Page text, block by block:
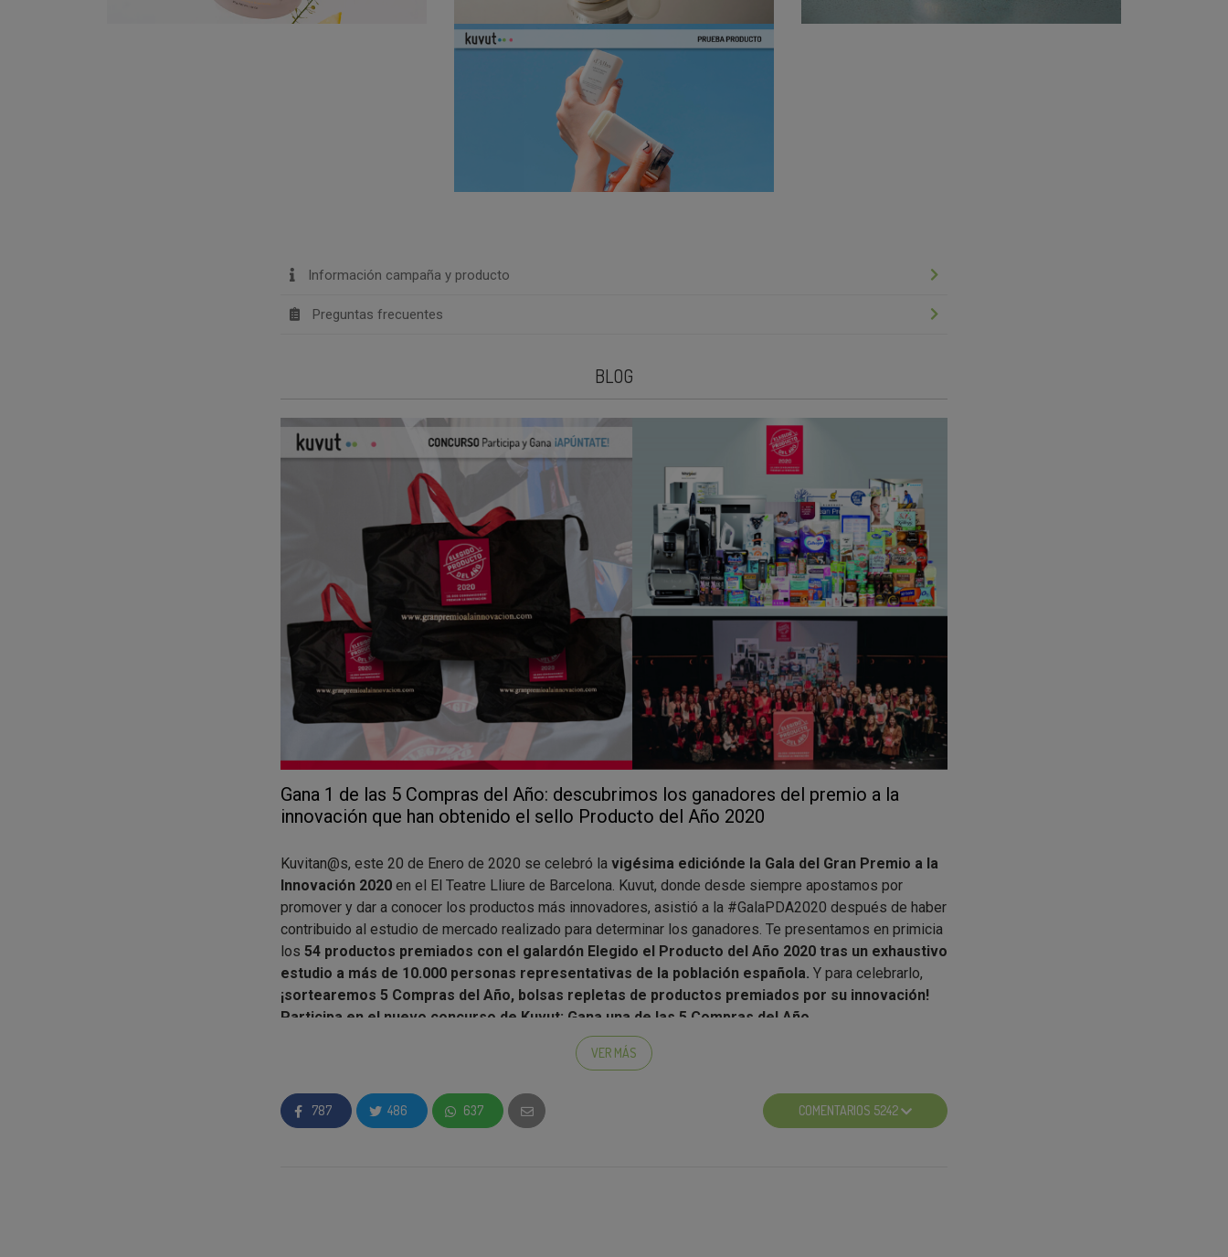
Información campaña y producto
Preguntas frecuentes
BLOG
Gana 1 de las 5 Compras del Año: descubrimos los ganadores del premio a la
innovación que han obtenido el sello Producto del Año 2020
Kuvitan@s, este 20 de Enero de 2020 se celebró la vigésima ediciónde la Gala del Gran Premio a la
Innovación 2020 en el El Teatre Lliure de Barcelona. Kuvut, donde desde siempre apostamos por
promover y dar a conocer los productos más innovadores, asistió a la #GalaPDA2020 después de haber
contribuido al estudio de mercado realizado para determinar los ganadores. Te presentamos en primicia
los 54 productos premiados con el galardón Elegido el Producto del Año 2020 tras un exhaustivo
estudio a más de 10.000 personas representativas de la población española. Y para celebrarlo,
¡sortearemos 5 Compras del Año, bolsas repletas de productos premiados por su innovación!
Participa en el nuevo concurso de Kuvut: Gana una de las 5 Compras del Año.
Blanca Gener
, directora general del certamen, y el Mag Lari. Dos
presentadores excepcionales para esta ocasión especial en que se celebraba la 20ª edición de los
premios en España y además se presentaban los premios con un récord de categorías.
VER MÁS
787 486 637 COMENTARIOS 5242